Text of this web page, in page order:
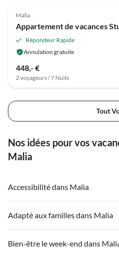
Malia
Répondeur Rapide
Annulation gratuite
448,- €
2 voyageurs / 7 Nuits
Tout
Nos idées pour vos
Malia
Accessibilité dans Malia
Adapté aux familles dans Malia
Bien-être le week-end dans